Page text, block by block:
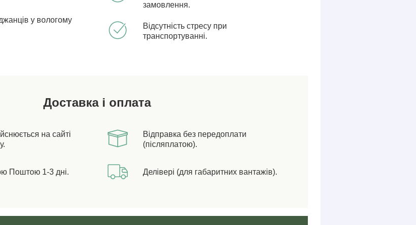
у вологому
замовлення.
Відсутність стресу при
транспортуванні.
Доставка і оплата
на сайті
Поштою 1-3 дні.
Відправка без передоплати
(післяплатою).
Делівері (для габаритних вантажів).